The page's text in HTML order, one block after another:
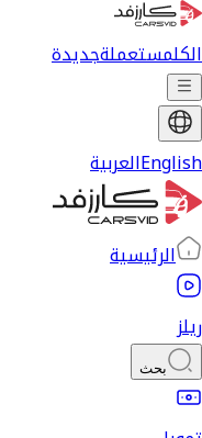
الكلمستعملةجديدة
Englishالعربية
الرئيسية
ريلز
بحث